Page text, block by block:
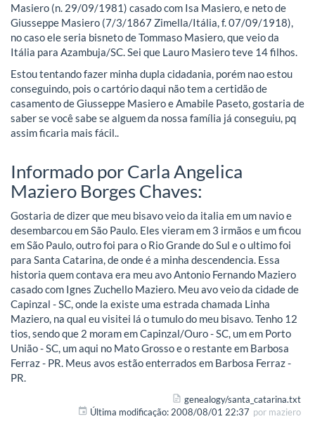
Masiero (n. 29/09/1981) casado com Isa Masiero, e neto de
Giusseppe Masiero (7/3/1867 Zimella/Itália, f. 07/09/1918),
no caso ele seria bisneto de Tommaso Masiero, que veio da
Itália para Azambuja/SC. Sei que Lauro Masiero teve 14 filhos.
Estou tentando fazer minha dupla cidadania, porém nao estou
conseguindo, pois o cartório daqui não tem a certidão de
casamento de Giusseppe Masiero e Amabile Paseto, gostaria de
saber se você sabe se alguem da nossa família já conseguiu, pq
assim ficaria mais fácil..
Informado por Carla Angelica
Maziero Borges Chaves:
Gostaria de dizer que meu bisavo veio da italia em um navio e
desembarcou em São Paulo. Eles vieram em 3 irmãos e um ficou
em São Paulo, outro foi para o Rio Grande do Sul e o ultimo foi
para Santa Catarina, de onde é a minha descendencia. Essa
historia quem contava era meu avo Antonio Fernando Maziero
casado com Ignes Zuchello Maziero. Meu avo veio da cidade de
Capinzal - SC, onde la existe uma estrada chamada Linha
Maziero, na qual eu visitei lá o tumulo do meu bisavo. Tenho 12
tios, sendo que 2 moram em Capinzal/Ouro - SC, um em Porto
União - SC, um aqui no Mato Grosso e o restante em Barbosa
Ferraz - PR. Meus avos estão enterrados em Barbosa Ferraz -
PR.
genealogy/santa_catarina.txt
Última modificação: 2008/08/01 22:37 por maziero